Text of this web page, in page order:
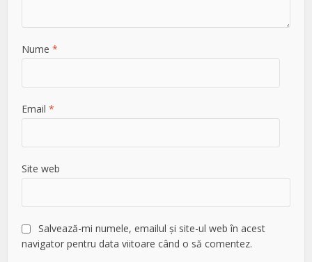
Nume*
Email*
Site web
Salvează-mi numele, emailul și site-ul web în acest
navigator pentru data viitoare când o să comentez.